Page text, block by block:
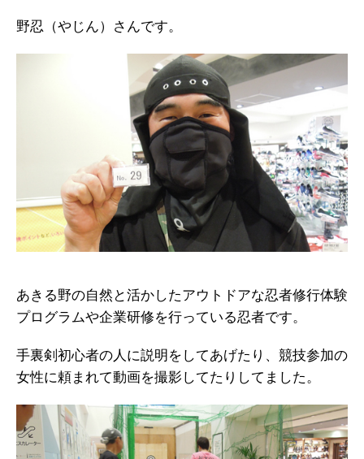
野忍（やじん）さんです。
あきる野の自然と活かしたアウトドアな忍者修行体験
プログラムや企業研修を行っている忍者です。
手裏剣初心者の人に説明をしてあげたり、競技参加の
女性に頼まれて動画を撮影してたりしてました。